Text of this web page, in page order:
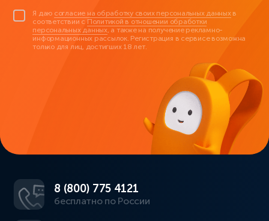
Я даю согласие на обработку своих персональных данныхв
соответствии с Политикой в отношении обработки
персональных данных, а также на получение рекламно-
информационных рассылок. Регистрация в сервисе возможна
только для лиц, достигших 18 лет.
8 (800) 775 4121
бесплатно по России